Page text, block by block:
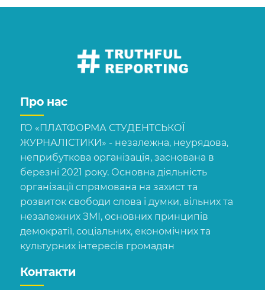
Про нас
ГО «ПЛАТФОРМА СТУДЕНТСЬКОЇ
ЖУРНАЛІСТИКИ» - незалежна, неурядова,
неприбуткова організація, заснована в
березні 2021 року. Основна діяльність
організації спрямована на захист та
розвиток свободи слова і думки, вільних та
незалежних ЗМІ, основних принципів
демократії, соціальних, економічних та
культурних інтересів громадян
Контакти